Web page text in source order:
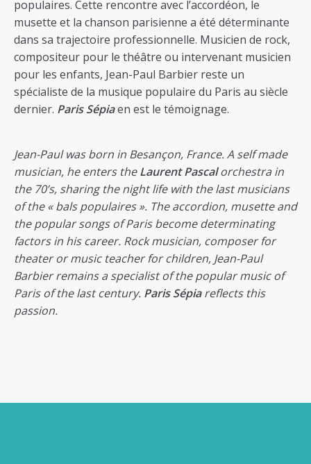
populaires. Cette rencontre avec l’accordéon, le
musette et la chanson parisienne a été déterminante
dans sa trajectoire professionnelle. Musicien de rock,
compositeur pour le théâtre ou intervenant musicien
pour les enfants, Jean-Paul Barbier reste un
spécialiste de la musique populaire du Paris au siècle
dernier. Paris Sépiaen est le témoignage.
Jean-Paul was born in Besançon, France. A self made
musician, he enters theLaurent Pascalorchestra in
the 70’s, sharing the night life with the last musicians
of the « bals populaires ». The accordion, musette and
the popular songs of Paris become determinating
factors in his career. Rock musician, composer for
theater or music teacher for children, Jean-Paul
Barbier remains a specialist of the popular music of
Paris of the last century. Paris Sépiareflects this
passion.